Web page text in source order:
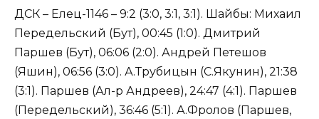
ДСК – Елец-1146 – 9:2 (3:0, 3:1, 3:1). Шайбы: Михаил
Передельский (Бут), 00:45 (1:0). Дмитрий
Паршев (Бут), 06:06 (2:0). Андрей Петешов
(Яшин), 06:56 (3:0). А.Трубицын (С.Якунин), 21:38
(3:1). Паршев (Ал-р Андреев), 24:47 (4:1). Паршев
(Передельский), 36:46 (5:1). А.Фролов (Паршев,